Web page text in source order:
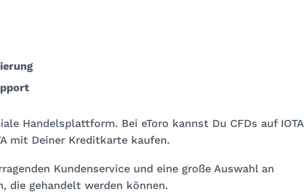
Handelsplattform. Bei eToro kannst Du CFDs auf IOTA
mit Deiner Kreditkarte kaufen.
Kundenservice und eine große Auswahl an
die gehandelt werden können.